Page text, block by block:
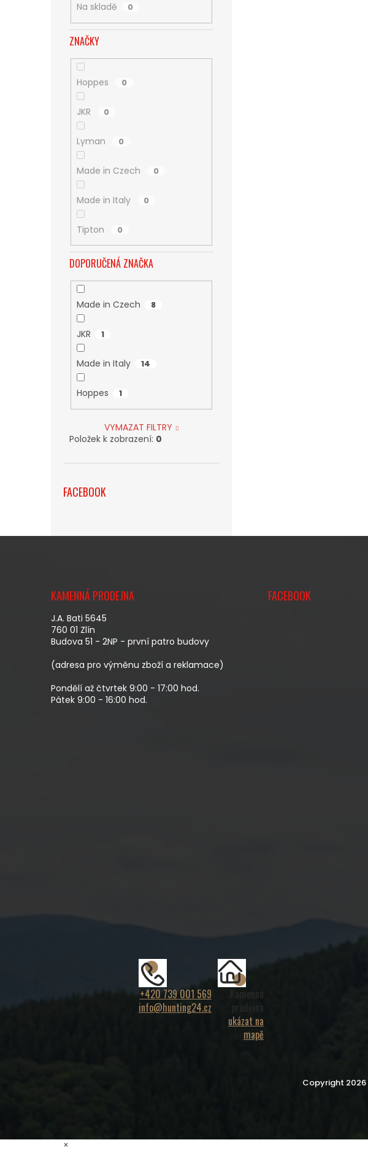
Na skladě 0
ZNAČKY
Hoppes 0
JKR 0
Lyman 0
Made in Czech 0
Made in Italy 0
Tipton 0
DOPORUČENÁ ZNAČKA
Made in Czech 8
JKR 1
Made in Italy 14
Hoppes 1
VYMAZAT FILTRY
Položek k zobrazení: 0
FACEBOOK
KAMENNÁ PRODEJNA
J.A. Bati 5645
760 01 Zlín
Budova 51 - 2NP - první patro budovy
(adresa pro výměnu zboží a reklamace)
Pondělí až čtvrtek 9:00 - 17:00 hod.
Pátek 9:00 - 16:00 hod.
FACEBOOK
+420 739 001 569
info@hunting24.cz
Kamenná
prodejna
ukázat na
mapě
Copyright 2026
×